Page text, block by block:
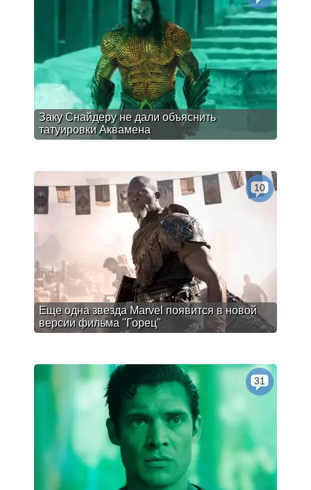
Заку Снайдеру не дали объяснить
татуировки Аквамена
Еще одна звезда Marvel появится в новой
версии фильма "Горец"
10
31